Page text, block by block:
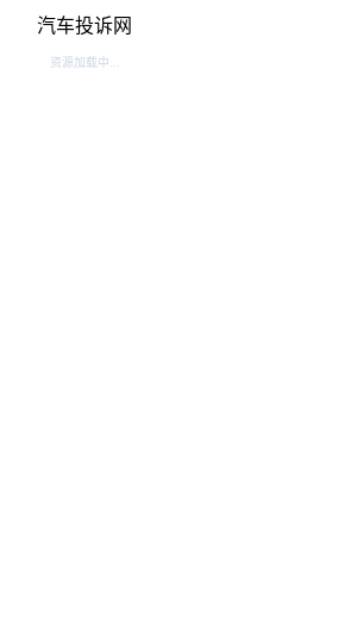
汽车投诉网
资源加载中...